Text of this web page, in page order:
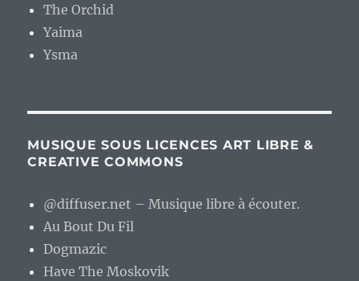
The Orchid
Yaima
Ysma
MUSIQUE SOUS LICENCES ART LIBRE &
CREATIVE COMMONS
@diffuser.net – Musique libre à écouter.
Au Bout Du Fil
Dogmazic
Have The Moskovik